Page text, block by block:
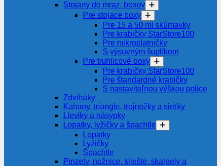
Stojany do mraz. boxov
Pre stojace boxy
Pre 15 a 50 ml skúmavky
Pre krabičky StarStore100
Pre mikroplatničky
S výsuvným šuplíkom
Pre truhlicové boxy
Pre krabičky StarStore100
Pre štandardné krabičky
S nastaviteľnou výškou police
Zdviháky
Kahany, triangle, trojnožky a sieťky
Lieviky a násypky
Lopatky, lyžičky a špachtle
Lopatky
Lyžičky
Špachtle
Pinzety, nožnice, kliešte, skalpely a